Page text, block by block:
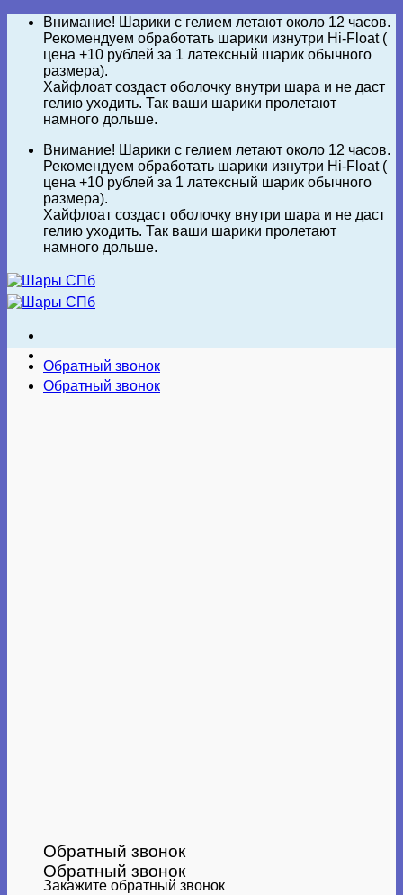
Skip
content
Внимание! Шарики с гелием летают около 12 часов.
Рекомендуем обработать шарики изнутри Hi-Float (
цена +10 рублей за 1 латексный шарик обычного
размера).
Хайфлоат создаст оболочку внутри шара и не даст
гелию уходить. Так ваши шарики пролетают
намного дольше.
Внимание! Шарики с гелием летают около 12 часов.
Рекомендуем обработать шарики изнутри Hi-Float (
цена +10 рублей за 1 латексный шарик обычного
размера).
Хайфлоат создаст оболочку внутри шара и не даст
гелию уходить. Так ваши шарики пролетают
намного дольше.
Обратный звонок
Обратный звонок
Закажите обратный звонок
Обратный звонок
Обратный звонок